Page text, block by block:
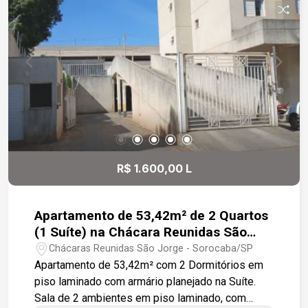
R$ 1.600,00 L
Apartamento de 53,42m² de 2 Quartos
(1 Suíte) na Chácara Reunidas São
Jorge
Chácaras Reunidas São Jorge - Sorocaba/SP
Apartamento de 53,42m² com 2 Dormitórios em
piso laminado com armário planejado na Suíte.
Sala de 2 ambientes em piso laminado, com